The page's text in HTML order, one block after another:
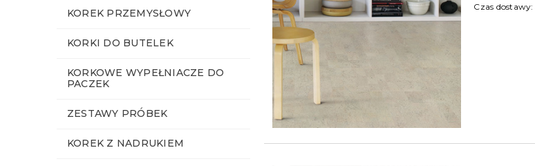
KOREK PRZEMYSŁOWY
KORKI DO BUTELEK
KORKOWE WYPEŁNIACZE DO
PACZEK
ZESTAWY PRÓBEK
KOREK Z NADRUKIEM
Czas dostawy: